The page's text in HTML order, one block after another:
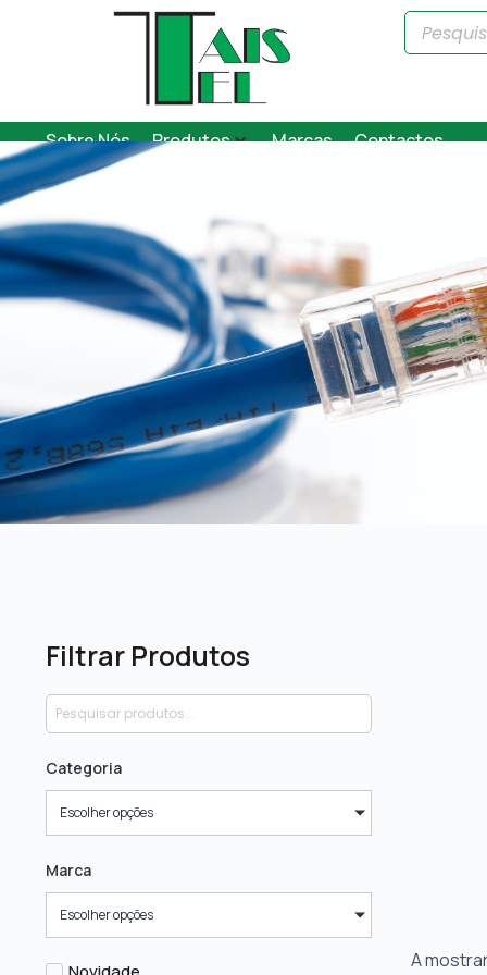
Sobre Nós Produtos Marcas Contactos
Filtrar Produtos
Categoria
Escolher opções
Marca
Escolher opções
A